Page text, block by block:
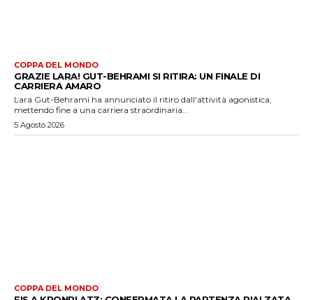
COPPA DEL MONDO
GRAZIE LARA! GUT-BEHRAMI SI RITIRA: UN FINALE DI
CARRIERA AMARO
Lara Gut-Behrami ha annunciato il ritiro dall'attività agonistica,
mettendo fine a una carriera straordinaria...
5 Agosto 2026
COPPA DEL MONDO